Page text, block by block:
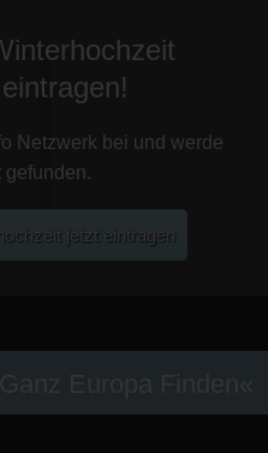
Netzwerk bei und werde
gefunden.
jetzt eintragen